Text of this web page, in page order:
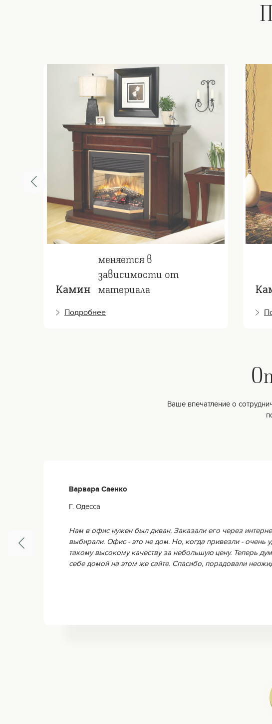
Камин
меняется в
зависимости от
материала
Подробнее
Ваше впечатление о
Варвара Саенко
Г. Одесса
Нам в офис нужен был диван. Заказали его через
выбирали. Офис - это не дом. Но, когда привезли - очень
такому высокому качеству за небольшую цену. Теперь
себе домой на этом же сайте. Спасибо, порадовали